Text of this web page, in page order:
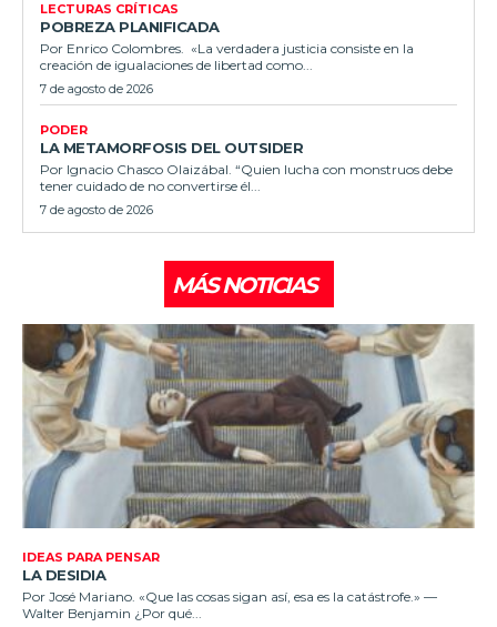
LECTURAS CRÍTICAS
POBREZA PLANIFICADA
Por Enrico Colombres. «La verdadera justicia consiste en la
creación de igualaciones de libertad como...
7 de agosto de 2026
PODER
LA METAMORFOSIS DEL OUTSIDER
Por Ignacio Chasco Olaizábal. “Quien lucha con monstruos debe
tener cuidado de no convertirse él...
7 de agosto de 2026
MÁS NOTICIAS
IDEAS PARA PENSAR
LA DESIDIA
Por José Mariano. «Que las cosas sigan así, esa es la catástrofe.» —
Walter Benjamin ¿Por qué...